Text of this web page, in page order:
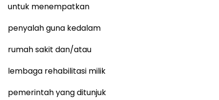
untuk menempatkan
penyalah guna kedalam
rumah sakit dan/atau
lembaga rehabilitasi milik
pemerintah yang ditunjuk